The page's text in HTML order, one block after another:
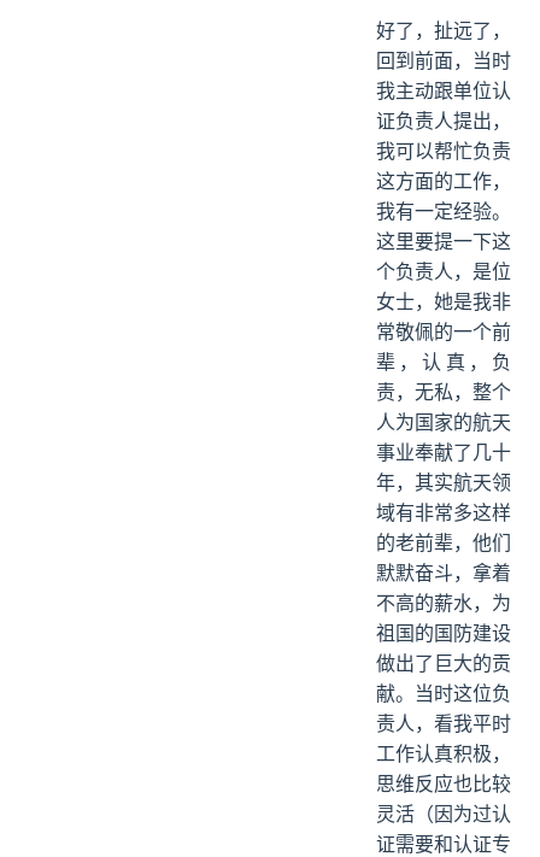
好了，扯远了，
回到前面，当时
我主动跟单位认
证负责人提出，
我可以帮忙负责
这方面的工作，
我有一定经验。
这里要提一下这
个负责人，是位
女士，她是我非
常敬佩的一个前
辈，认真，负
责，无私，整个
人为国家的航天
事业奉献了几十
年，其实航天领
域有非常多这样
的老前辈，他们
默默奋斗，拿着
不高的薪水，为
祖国的国防建设
做出了巨大的贡
献。当时这位负
责人，看我平时
工作认真积极，
思维反应也比较
灵活（因为过认
证需要和认证专